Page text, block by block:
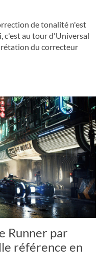
de tonalité n'est
c'est au tour d'Universal
du correcteur
Runner par
référence en